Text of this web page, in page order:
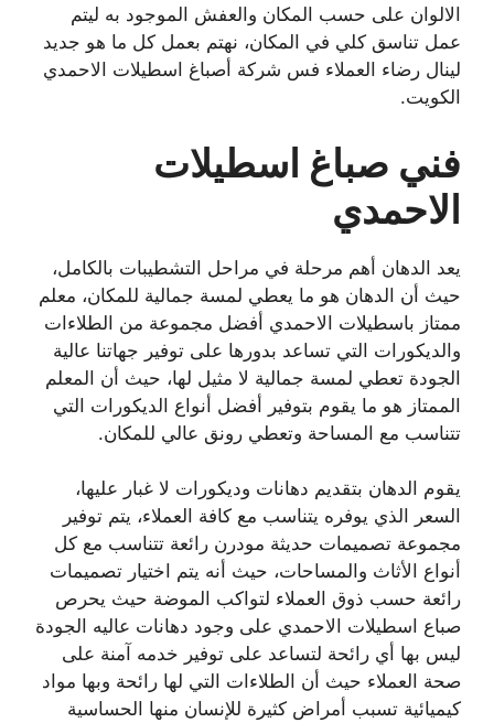
الالوان على حسب المكان والعفش الموجود به ليتم
عمل تناسق كلي في المكان، نهتم بعمل كل ما هو جديد
لينال رضاء العملاء فس شركة أصباغ اسطيلات الاحمدي
الكويت.
فني صباغ اسطيلات
الاحمدي
يعد الدهان أهم مرحلة في مراحل التشطيبات بالكامل،
حيث أن الدهان هو ما يعطي لمسة جمالية للمكان، معلم
ممتاز باسطيلات الاحمدي أفضل مجموعة من الطلاءات
والديكورات التي تساعد بدورها على توفير جهاتنا عالية
الجودة تعطي لمسة جمالية لا مثيل لها، حيث أن المعلم
الممتاز هو ما يقوم بتوفير أفضل أنواع الديكورات التي
تتناسب مع المساحة وتعطي رونق عالي للمكان.
يقوم الدهان بتقديم دهانات وديكورات لا غبار عليها،
السعر الذي يوفره يتناسب مع كافة العملاء، يتم توفير
مجموعة تصميمات حديثة مودرن رائعة تتناسب مع كل
أنواع الأثاث والمساحات، حيث أنه يتم اختيار تصميمات
رائعة حسب ذوق العملاء لتواكب الموضة حيث يحرص
صباع اسطيلات الاحمدي على وجود دهانات عاليه الجودة
ليس بها أي رائحة لتساعد على توفير خدمه آمنة على
صحة العملاء حيث أن الطلاءات التي لها رائحة وبها مواد
كيميائية تسبب أمراض كثيرة للإنسان منها الحساسية